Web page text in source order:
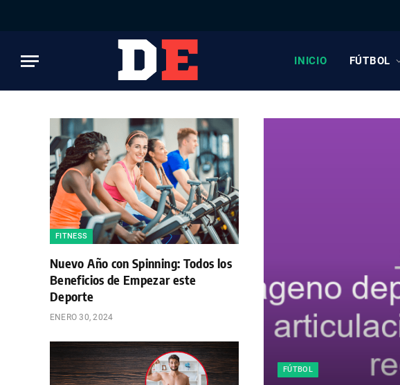
INICIO FÚTBOL
FITNESS
Nuevo Año con Spinning: Todos los
Beneficios de Empezar este
Deporte
ENERO 30, 2024
FÚTBOL